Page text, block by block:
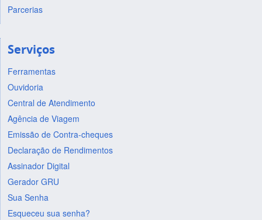
Parcerias
Serviços
Ferramentas
Ouvidoria
Central de Atendimento
Agência de Viagem
Emissão de Contra-cheques
Declaração de Rendimentos
Assinador Digital
Gerador GRU
Sua Senha
Esqueceu sua senha?